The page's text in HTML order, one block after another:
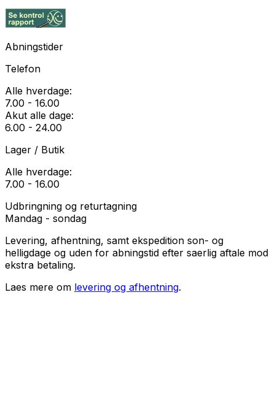
Abningstider
Telefon
Alle hverdage:
7.00 - 16.00
Akut alle dage:
6.00 - 24.00
Lager / Butik
Alle hverdage:
7.00 - 16.00
Udbringning og returtagning
Mandag - sondag
Levering, afhentning, samt ekspedition son- og
helligdage og uden for abningstid efter saerlig aftale mod
ekstra betaling.
Laes mere om levering og afhentning.